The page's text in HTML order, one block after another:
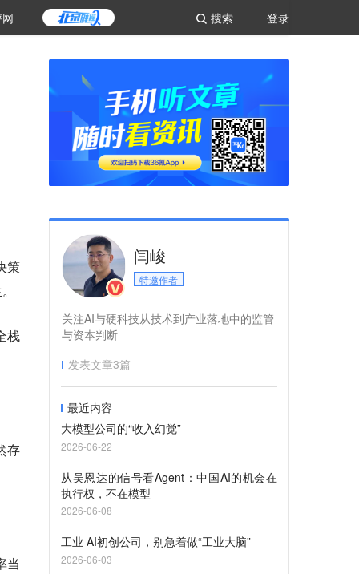
登录
搜索
策
栈
存
当
闫峻
特邀作者
关注AI与硬科技从技术到产业落地中的监管
与资本判断
发表文章3篇
最近内容
大模型公司的“收入幻觉”
2026-06-22
从吴恩达的信号看Agent：中国AI的机会在
执行权，不在模型
2026-06-08
工业 AI初创公司，别急着做“工业大脑”
2026-06-03